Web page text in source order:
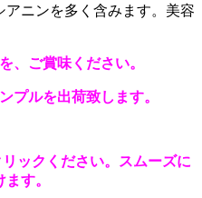
ニンを多く含みます。美容
、ご賞味ください。
プルを出荷致します。
ックください。
スムーズに
す。